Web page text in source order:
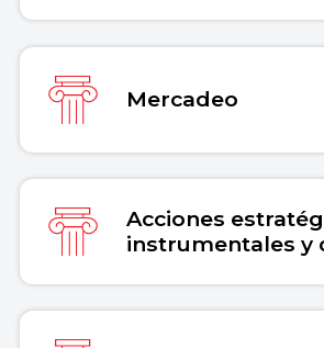
Mercadeo
Acciones
instrumentales y